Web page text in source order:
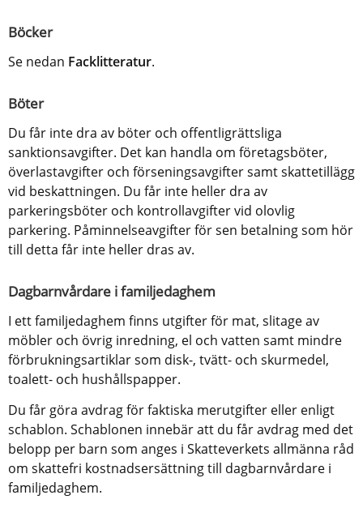
Böcker
Se nedan Facklitteratur.
Böter
Du får inte dra av böter och offentligrättsliga
sanktionsavgifter. Det kan handla om företagsböter,
överlastavgifter och förseningsavgifter samt skattetillägg
vid beskattningen. Du får inte heller dra av
parkeringsböter och kontrollavgifter vid olovlig
parkering. Påminnelseavgifter för sen betalning som hör
till detta får inte heller dras av.
Dagbarnvårdare i familjedaghem
I ett familjedaghem finns utgifter för mat, slitage av
möbler och övrig inredning, el och vatten samt mindre
förbrukningsartiklar som disk-, tvätt- och skurmedel,
toalett- och hushållspapper.
Du får göra avdrag för faktiska merutgifter eller enligt
schablon. Schablonen innebär att du får avdrag med det
belopp per barn som anges i Skatteverkets allmänna råd
om skattefri kostnadsersättning till dagbarnvårdare i
familjedaghem.